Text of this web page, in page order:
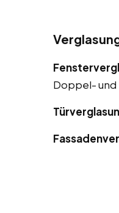
Doppel- und